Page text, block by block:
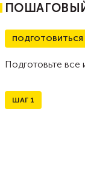
ПОДГОТОВИТЬСЯ
Подготовьте все
ШАГ 1